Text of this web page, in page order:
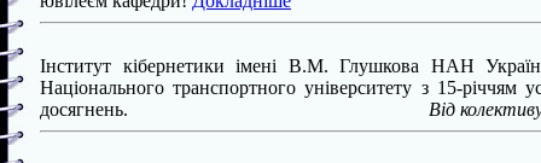
Інститут кібернетики імені В.М. Глушкова НАН
Національного транспортного університету з 15-річчям
досягнень.
Від